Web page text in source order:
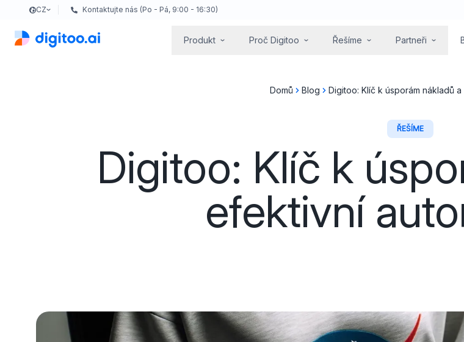
CZ Kontaktujte nás (Po - Pá, 9:00 - 16:30)
Produkt Proč Digitoo Řešíme Partneři
Domů Blog Digitoo: Klíč k úsporám nákladů
ŘEŠÍME
Digitoo: Klíč k
efektivní